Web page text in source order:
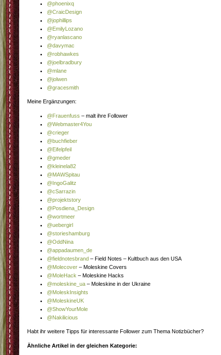
@phoenixq
@CraicDesign
@jophillips
@EmilyLozano
@ryanlascano
@davymac
@robhawkes
@joelbradbury
@mlane
@jolwen
@gracesmith
Meine Ergänzungen:
@Frauenfuss – malt ihre Follower
@Webmaster4You
@crieger
@buchfieber
@Eifelpfeil
@gmeder
@kleinela82
@MAWSpitau
@IngoGalitz
@cSarrazin
@projektstory
@Posdiena_Design
@wortmeer
@uebergirl
@storieshamburg
@OddNina
@appadaumen_de
@fieldnotesbrand – Field Notes – Kultbuch aus den USA
@Molecover – Moleskine Covers
@MoleHack – Moleskine Hacks
@moleskine_ua – Moleskine in der Ukraine
@MoleskInsights
@MoleskineUK
@ShowYourMole
@Nakilicious
Habt ihr weitere Tipps für interessante Follower zum Thema Notizbücher?
Ähnliche Artikel in der gleichen Kategorie: